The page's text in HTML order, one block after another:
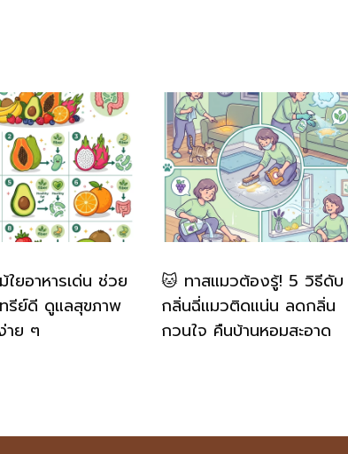
ใยอาหารเด่น ช่วย
รีย์ดี ดูแลสุขภาพ
าย ๆ
🐱 ทาสแมวต้องรู้! 5 วิธีดับ
กลิ่นฉี่แมวติดแน่น ลดกลิ่น
กวนใจ คืนบ้านหอมสะอาด